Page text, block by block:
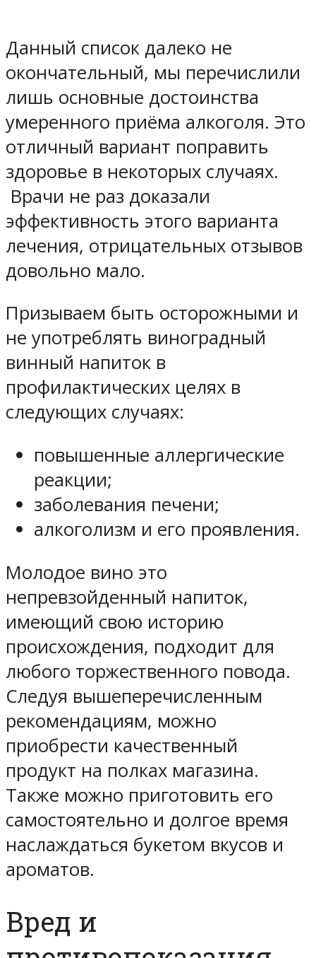
Данный список далеко не
окончательный, мы перечислили
лишь основные достоинства
умеренного приёма алкоголя. Это
отличный вариант поправить
здоровье в некоторых случаях.
Врачи не раз доказали
эффективность этого варианта
лечения, отрицательных отзывов
довольно мало.
Призываем быть осторожными и
не употреблять виноградный
винный напиток в
профилактических целях в
следующих случаях:
повышенные аллергические
реакции;
заболевания печени;
алкоголизм и его проявления.
Молодое вино это
непревзойденный напиток,
имеющий свою историю
происхождения, подходит для
любого торжественного повода.
Следуя вышеперечисленным
рекомендациям, можно
приобрести качественный
продукт на полках магазина.
Также можно приготовить его
самостоятельно и долгое время
наслаждаться букетом вкусов и
ароматов.
Вред и